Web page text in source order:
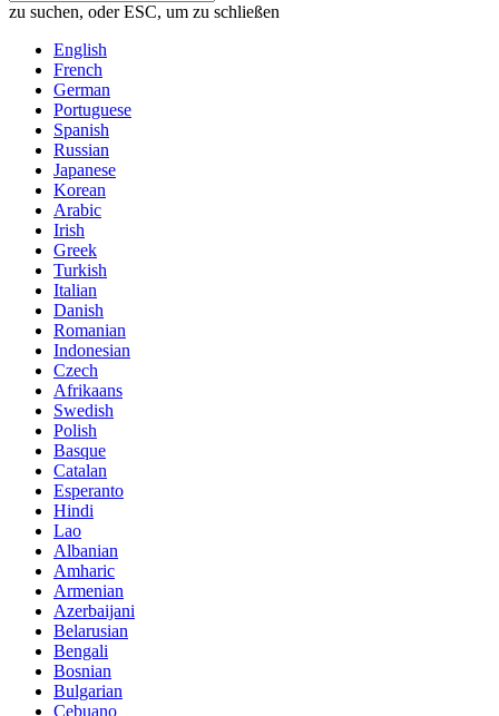
zu suchen, oder ESC, um zu schließen
English
French
German
Portuguese
Spanish
Russian
Japanese
Korean
Arabic
Irish
Greek
Turkish
Italian
Danish
Romanian
Indonesian
Czech
Afrikaans
Swedish
Polish
Basque
Catalan
Esperanto
Hindi
Lao
Albanian
Amharic
Armenian
Azerbaijani
Belarusian
Bengali
Bosnian
Bulgarian
Cebuano